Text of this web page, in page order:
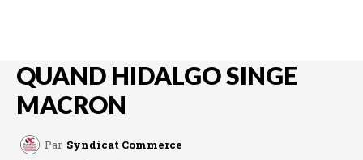
QUAND HIDALGO SINGE
MACRON
Par Syndicat Commerce